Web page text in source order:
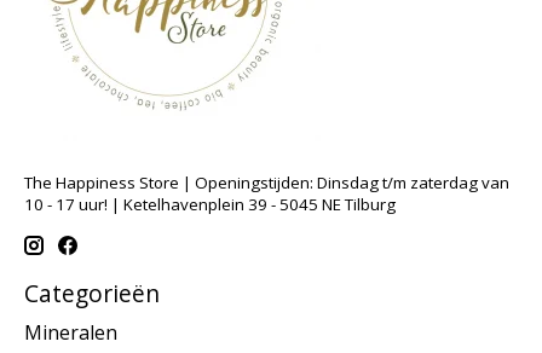
The Happiness Store | Openingstijden: Dinsdag t/m zaterdag van
10 - 17 uur! | Ketelhavenplein 39 - 5045 NE Tilburg
Categorieën
Mineralen